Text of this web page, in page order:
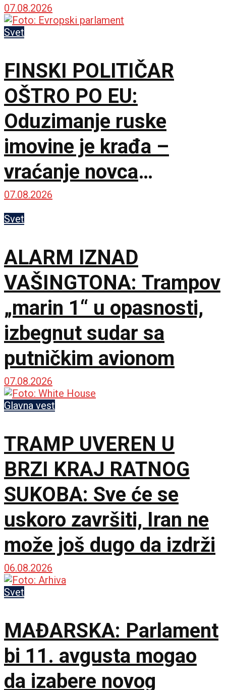
svakom trenutku
07.08.2026
Svet
FINSKI POLITIČAR
OŠTRO PO EU:
Oduzimanje ruske
imovine je krađa –
vraćanje novca
omogućilo bi mir u
Ukrajini
07.08.2026
Svet
ALARM IZNAD
VAŠINGTONA: Trampov
„marin 1“ u opasnosti,
izbegnut sudar sa
putničkim avionom
07.08.2026
Glavna vest
TRAMP UVEREN U
BRZI KRAJ RATNOG
SUKOBA: Sve će se
uskoro završiti, Iran ne
može još dugo da izdrži
06.08.2026
Svet
MAĐARSKA: Parlament
bi 11. avgusta mogao
da izabere novog